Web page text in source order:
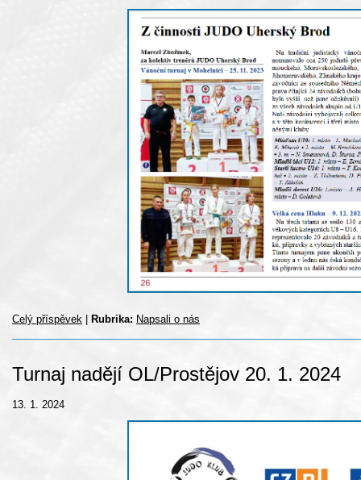
Celý příspěvek Rubrika: Napsali o nás
Turnaj nadějí OL/Prostějov 20. 1. 2024
13. 1. 2024